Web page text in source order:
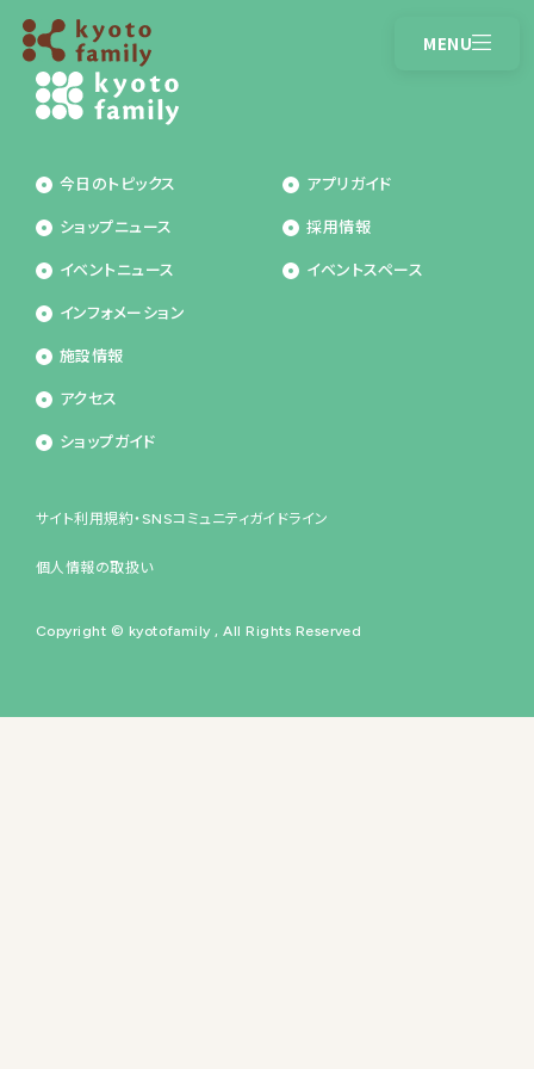
MENU
CLOSE
営業時間
トピックス ショップガイド
イベントニュース ショップニュース
アプリガイド
採用情報
60の専門店
今日のトピックス
ショップニュース
イベントニュース
インフォメーション
施設情報
アクセス
ショップガイド
アプリガイド
採用情報
イベントスペース
サイト利用規約・SNSコミュニティガイドライン
個人情報の取扱い
Copyright © kyotofamily , All Rights Reserved